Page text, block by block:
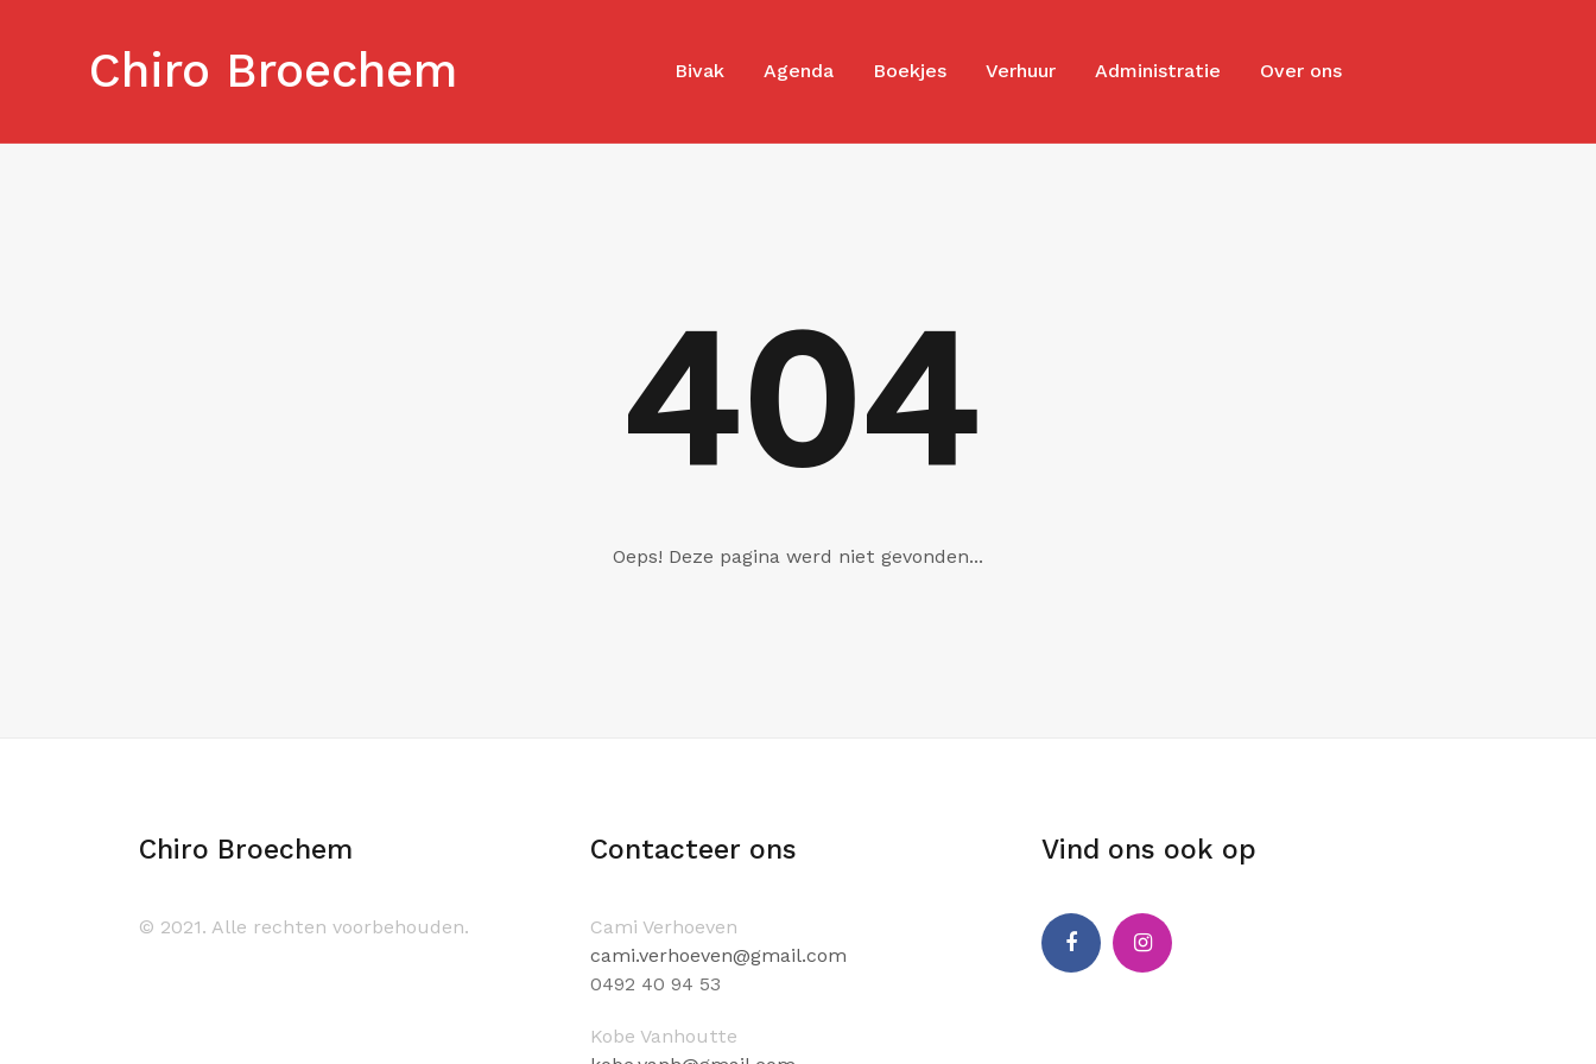
Chiro Broechem Bivak Agenda Boekjes Verhuur Administratie Over ons
404
Oeps! Deze pagina werd niet gevonden...
Chiro Broechem
© 2021. Alle rechten voorbehouden.
Contacteer ons
Cami Verhoeven
cami.verhoeven@gmail.com
0492 40 94 53
Kobe Vanhoutte
Vind ons ook op